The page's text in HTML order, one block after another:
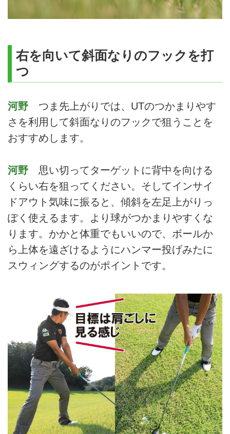
右を向いて斜面なりのフックを打
つ
河野 つま先上がりでは、UTのつかまりやす
さを利用して斜面なりのフックで狙うことを
おすすめします。
河野 思い切ってターゲットに背中を向ける
くらい右を狙ってください。そしてインサイ
ドアウト気味に振ると、傾斜を左足上がりっ
ぽく使えるます。より球がつかまりやすくな
ります。かかと体重でもいいので、ボールか
ら上体を遠ざけるようにハンマー投げみたに
スウィングするのがポイントです。